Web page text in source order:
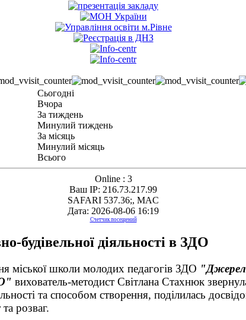
Сьогодні
Вчора
За тиждень
Минулий тиждень
За місяць
Минулий місяць
Всього
Online : 3
Ваш IP: 216.73.217.99
SAFARI 537.36;, MAC
Дата: 2026-08-06 16:19
Счетчик посещений
будівельної діяльності в ЗДО
міської школи молодих педагогів ЗДО
вихователь-методист Світлана Стахнюк
та способом створення, поділилась
розваг.